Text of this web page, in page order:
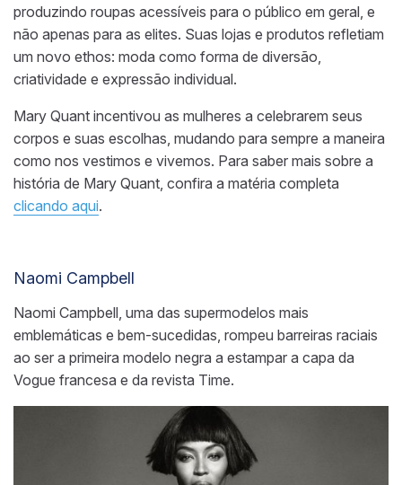
produzindo roupas acessíveis para o público em geral, e
não apenas para as elites. Suas lojas e produtos refletiam
um novo ethos: moda como forma de diversão,
criatividade e expressão individual.
Mary Quant incentivou as mulheres a celebrarem seus
corpos e suas escolhas, mudando para sempre a maneira
como nos vestimos e vivemos. Para saber mais sobre a
história de Mary Quant, confira a matéria completa
clicando aqui.
Naomi Campbell
Naomi Campbell, uma das supermodelos mais
emblemáticas e bem-sucedidas, rompeu barreiras raciais
ao ser a primeira modelo negra a estampar a capa da
Vogue francesa e da revista Time.